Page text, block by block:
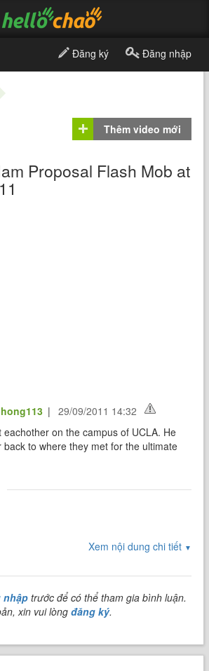
Đăng ký Đăng nhập
Thêm video mới
Proposal Flash Mob at
|
29/09/2011 14:32
eachother on the campus of UCLA. He
to where they met for the ultimate
Xem nội dung chi tiết ▼
nhậptrước để có thể tham gia bình luận.
xin vui lòngđăng ký.